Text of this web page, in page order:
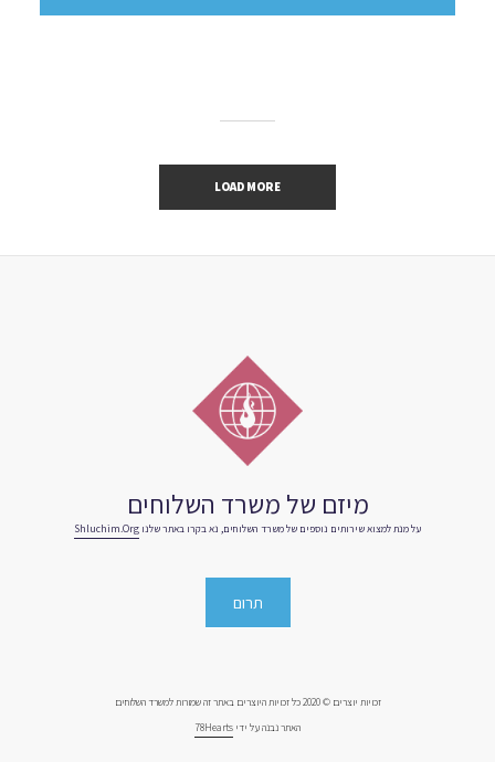
LOAD MORE
מיזם של משרד השלוחים
על מנת למצוא שירותים נוספים של משרד השלוחים, נא בקרו באתר שלנו Shluchim.org
תרום
זכויות יוצרים © 2020 כל זכויות היוצרים באתר זה שמורות למשרד השלוחים
האתר נבנה על ידי 78Hearts